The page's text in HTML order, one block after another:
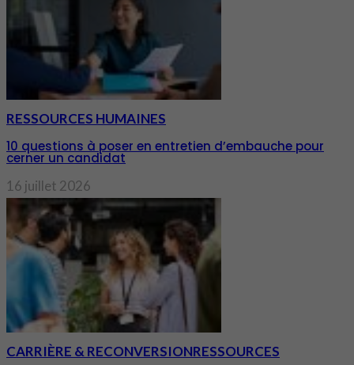
RESSOURCES HUMAINES
10 questions à poser en entretien d’embauche pour
cerner un candidat
16 juillet 2026
CARRIÈRE & RECONVERSIONRESSOURCES